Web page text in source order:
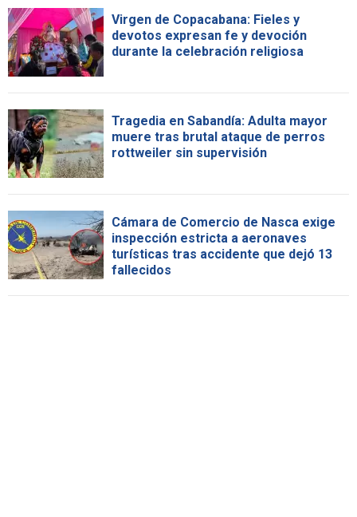
Virgen de Copacabana: Fieles y
devotos expresan fe y devoción
durante la celebración religiosa
Tragedia en Sabandía: Adulta mayor
muere tras brutal ataque de perros
rottweiler sin supervisión
Cámara de Comercio de Nasca exige
inspección estricta a aeronaves
turísticas tras accidente que dejó 13
fallecidos